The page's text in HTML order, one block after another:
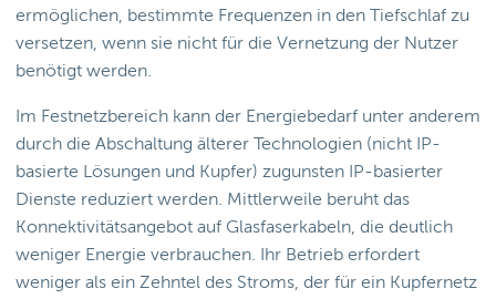
ermöglichen, bestimmte Frequenzen in den Tiefschlaf zu
versetzen, wenn sie nicht für die Vernetzung der Nutzer
benötigt werden.
Im Festnetzbereich kann der Energiebedarf unter anderem
durch die Abschaltung älterer Technologien (nicht IP-
basierte Lösungen und Kupfer) zugunsten IP-basierter
Dienste reduziert werden. Mittlerweile beruht das
Konnektivitätsangebot auf Glasfaserkabeln, die deutlich
weniger Energie verbrauchen. Ihr Betrieb erfordert
weniger als ein Zehntel des Stroms, der für ein Kupfernetz